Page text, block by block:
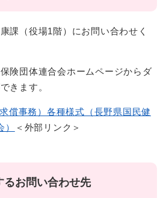
課（役場1階）にお問い合わせく
険団体連合会ホームページからダ
きます。
償事務）各種様式（長野県国民健
＜外部リンク＞
るお問い合わせ先